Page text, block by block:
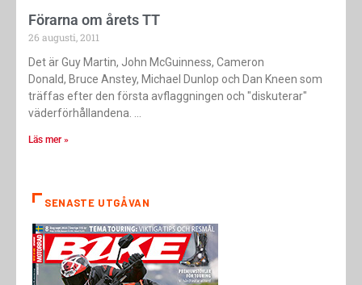
Förarna om årets TT
26 augusti, 2011
Det är Guy Martin, John McGuinness, Cameron
Donald, Bruce Anstey, Michael Dunlop och Dan Kneen som
träffas efter den första avflaggningen och "diskuterar"
väderförhållandena.
Läs mer »
SENASTE UTGÅVAN